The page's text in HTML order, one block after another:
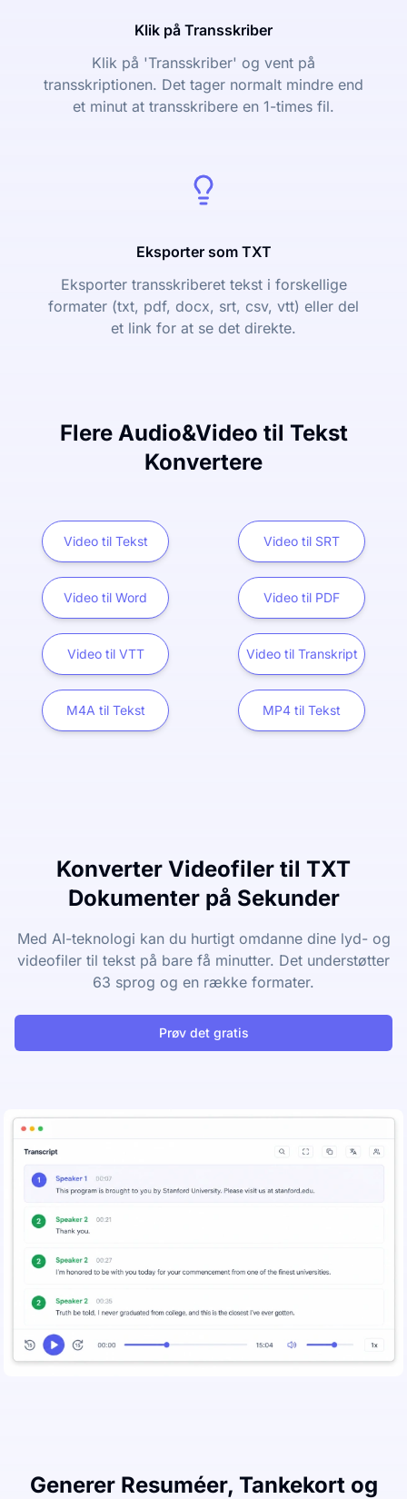
Klik på Transskriber
Klik på 'Transskriber' og vent på
transskriptionen. Det tager normalt mindre end
et minut at transskribere en 1-times fil.
Eksporter som TXT
Eksporter transskriberet tekst i forskellige
formater (txt, pdf, docx, srt, csv, vtt) eller del
et link for at se det direkte.
Flere Audio&Video til Tekst
Konvertere
Video til Tekst Video til SRT
Video til Word Video til PDF
Video til VTT Video til Transkript
M4A til Tekst MP4 til Tekst
Konverter Videofiler til TXT
Dokumenter på Sekunder
Med AI-teknologi kan du hurtigt omdanne dine lyd- og
videofiler til tekst på bare få minutter. Det understøtter
63 sprog og en række formater.
Prøv det gratis
Generer Resuméer, Tankekort og